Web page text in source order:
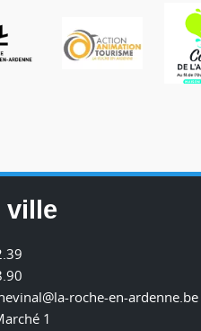
ville
roche-en-ardenne.be
1